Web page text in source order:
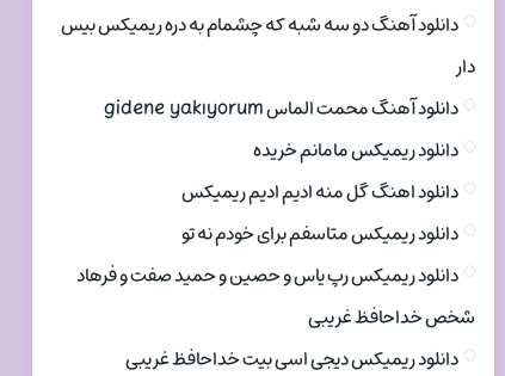
دانلود آهنگ دو سه شبه که چشمام به دره ریمیکس بیس
دار
دانلود آهنگ محمت الماس gidene yakıyorum
دانلود ریمیکس مامانم خریده
دانلود اهنگ گل منه ادیم ادیم ریمیکس
دانلود ریمیکس متاسفم برای خودم نه تو
دانلود ریمیکس رپ یاس و حصین و حمید صفت و فرهاد
شخص خداحافظ غریبی
دانلود ریمیکس دیجی اسی بیت خداحافظ غریبی